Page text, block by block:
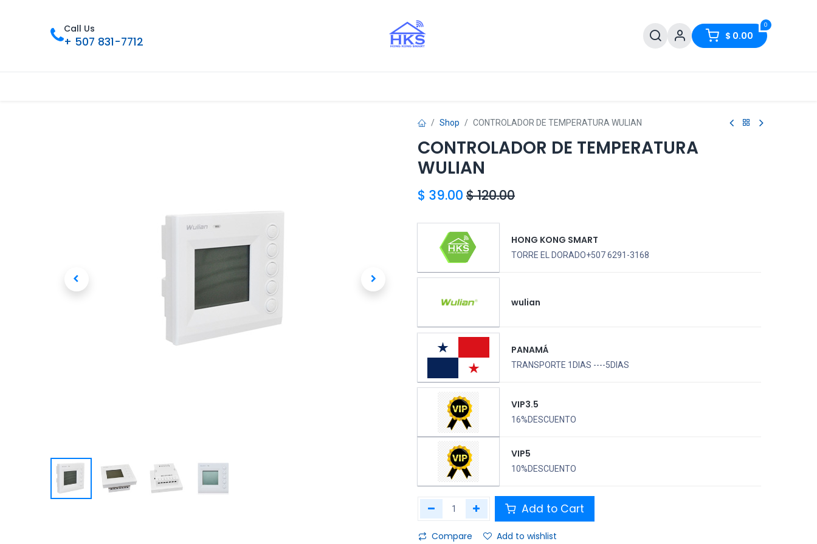
Call Us
+ 507 831-7712
0
$ 0.00
Shop CONTROLADOR DE TEMPERATURA WULIAN
CONTROLADOR DE TEMPERATURA
WULIAN
$ 39.00 $120.00
HONG KONG SMART
TORRE EL DORADO+507 6291-3168
wulian
PANAMÁ
TRANSPORTE 1DIAS ----5DIAS
VIP3.5
16%DESCUENTO
VIP5
10%DESCUENTO
Add to Cart
Compare Add to wishlist